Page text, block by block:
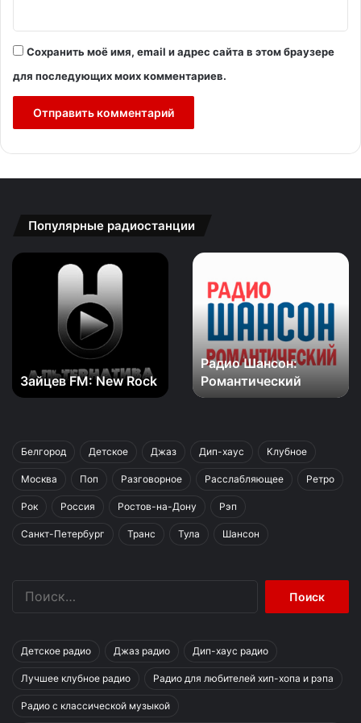
Сохранить моё имя, email и адрес сайта в этом браузере
для последующих моих комментариев.
Популярные радиостанции
Зайцев
Зайцев FM: New Rock
Радио
Романтический
Радио Шансон:
Романтический
Белгород Детское Джаз Дип-хаус Клубное
Москва Поп Разговорное Расслабляющее Ретро
Рок Россия Ростов-на-Дону Рэп
Санкт-Петербург Транс Тула Шансон
Детское радио Джаз радио Дип-хаус радио
Лучшее клубное радио Радио для любителей хип-хопа и рэпа
Радио с классической музыкой